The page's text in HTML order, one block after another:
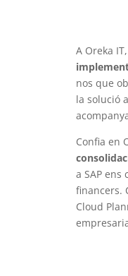
A Oreka
nos que
la solució
Confia en
a SAP
financers.
Cloud